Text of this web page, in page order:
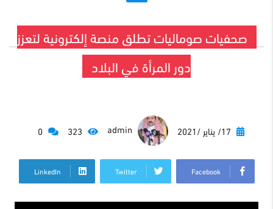
صحفيات صوماليات تطلق منصة إلكترونية لتعزز
دور المرأة في البلاد
Facebook
Twitter
LinkedIn